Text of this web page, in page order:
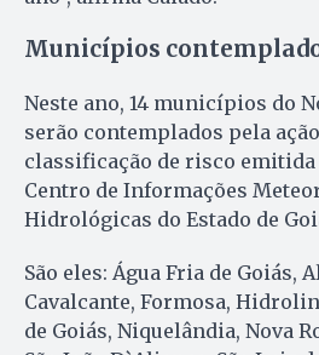
Municípios
Neste ano, 14 municípios do
serão contemplados pela
classificação de risco emitida
Centro de Informações
Hidrológicas do Estado de
São eles: Água Fria de Goiás,
Cavalcante, Formosa,
de Goiás, Niquelândia, Nova